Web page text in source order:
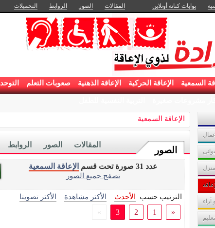
بوابات كنانة أونلاين المقالات الصور الروابط التحميلات
السمعية الإعاقة الحركية الإعاقة الذهنية صعوبات التعلم التوحد
الإعاقة السمعية
الصور
الروابط الصور المقالات
عدد 31 صورة تحت قسم
الإعاقة السمعية
تصفح جميع الصور
الترتيب حسب الأحدث الأكثر مشاهدة
الأكثر تصويتا
«
1
2
3
»
آراء